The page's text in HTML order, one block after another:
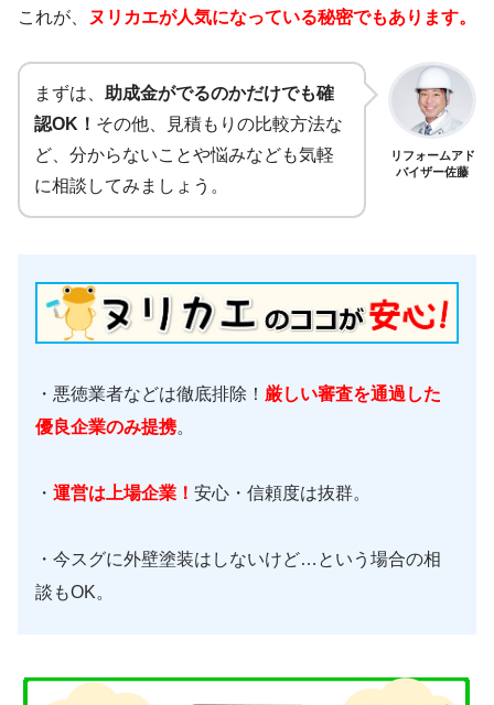
これが、 ヌリカエが人気になっている秘密でもあります。
まずは、 助成金がでるのかだけでも確
認OK！ その他、見積もりの比較方法な
ど、分からないことや悩みなども気軽
に相談してみましょう。
リフォームアド
バイザー佐藤
・悪徳業者などは徹底排除！ 厳しい審査を通過した
優良企業のみ提携。
・運営は上場企業！安心・信頼度は抜群。
・今スグに外壁塗装はしないけど…という場合の相
談もOK。